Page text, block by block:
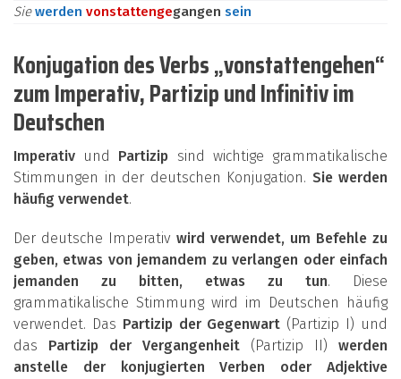
Siewerden vonstattengegangen sein
Konjugation des Verbs „vonstattengehen“
zum Imperativ, Partizip und Infinitiv im
Deutschen
Imperativ und Partizip sind wichtige grammatikalische
Stimmungen in der deutschen Konjugation. Sie werden
häufig verwendet.
Der deutsche Imperativ wird verwendet, um Befehle zu
geben, etwas von jemandem zu verlangen oder einfach
jemanden zu bitten, etwas zu tun. Diese
grammatikalische Stimmung wird im Deutschen häufig
verwendet. Das Partizip der Gegenwart (Partizip I) und
das Partizip der Vergangenheit (Partizip II) werden
anstelle der konjugierten Verben oder Adjektive